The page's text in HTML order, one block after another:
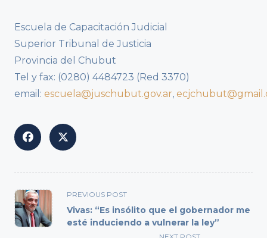
Escuela de Capacitación Judicial
Superior Tribunal de Justicia
Provincia del Chubut
Tel y fax: (0280) 4484723 (Red 3370)
email: escuela@juschubut.gov.ar,
<span
class="nav-
subtitle
PREVIOUS POST
Vivas: “Es insólito que el gobernador me
esté induciendo a vulnerar la ley”